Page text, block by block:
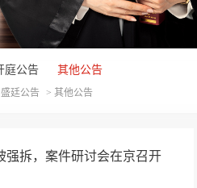
庭公告 其他公告
盛廷公告 > 其他公告
强拆，案件研讨会在京召开